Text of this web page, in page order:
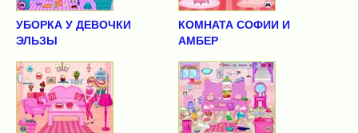
УБОРКА У ДЕВОЧКИ
ЭЛЬЗЫ
КОМНАТА СОФИИ И
АМБЕР